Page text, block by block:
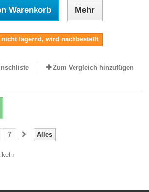
Warenkorb Mehr
nicht lagernd, wird nachbestellt
Zum Vergleich hinzufügen
Alles
7